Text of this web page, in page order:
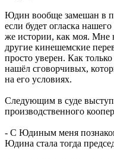
Юдин вообще замешан в
если будет огласка
же истории, как моя. Мне
другие кинешемские
просто уверен. Как
нашёл сговорчивых,
на его условиях.
Следующим в суде
производственного
- С Юдиным меня
Юдина стала тогда